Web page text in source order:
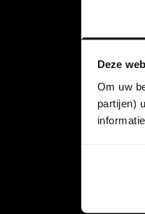
Deze
Om uw
partijen)